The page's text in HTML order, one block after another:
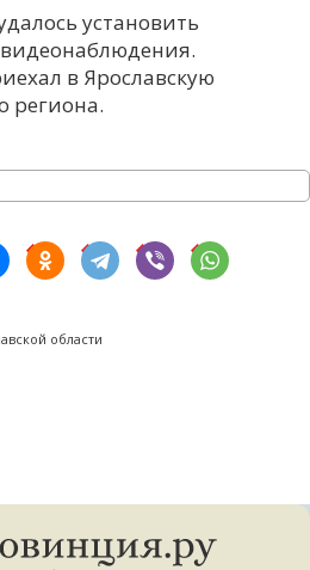
Я
установить
в Ярославскую
региона.
области